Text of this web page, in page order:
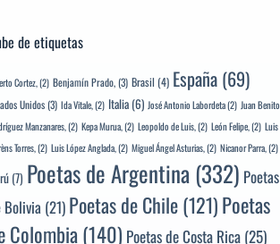
de etiquetas
Cortez,(2) Benjamín Prado,(3) Brasil (4) España (69)
Unidos(3) Ida Vitale,(2) Italia (6) José Antonio Labordeta(2) Juan Benito
Manzanares,(2) Kepa Murua,(2) Leopoldo de Luis,(2) León Felipe,(2) Luis
Torres,(2) Luis López Anglada,(2) Miguel Ángel Asturias,(2) Nicanor Parra,(2)
(7) Poetas de Argentina(332) Poetas
Bolivia(21) Poetas de Chile(121)Poetas
Colombia(140) Poetas de Costa Rica(25)